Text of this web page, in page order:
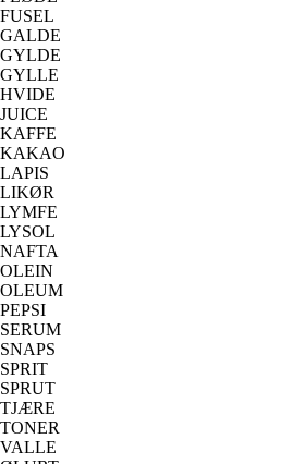
FUSEL
GALDE
GYLDE
GYLLE
HVIDE
JUICE
KAFFE
KAKAO
LAPIS
LIKØR
LYMFE
LYSOL
NAFTA
OLEIN
OLEUM
PEPSI
SERUM
SNAPS
SPRIT
SPRUT
TJÆRE
TONER
VALLE